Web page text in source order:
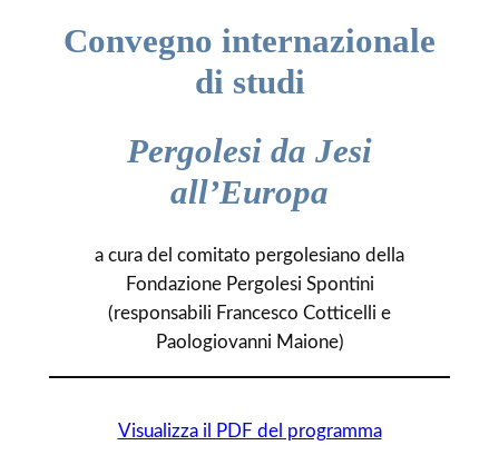
Convegno internazionale
di studi
Pergolesi da Jesi
all’Europa
a cura del comitato pergolesiano della
Fondazione Pergolesi Spontini
(responsabili Francesco Cotticelli e
Paologiovanni Maione)
Visualizza il PDF del programma